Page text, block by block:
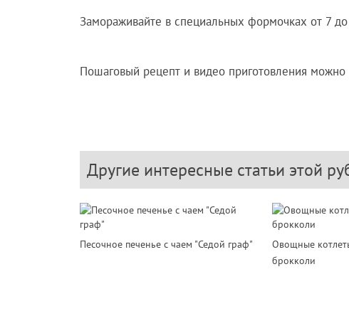
Замораживайте в специальных формочках от 7
Пошаговый рецепт и видео приготовления можно
Другие интересные статьи этой
Песочное печенье с чаем "Седой граф"
Овощные
брокколи